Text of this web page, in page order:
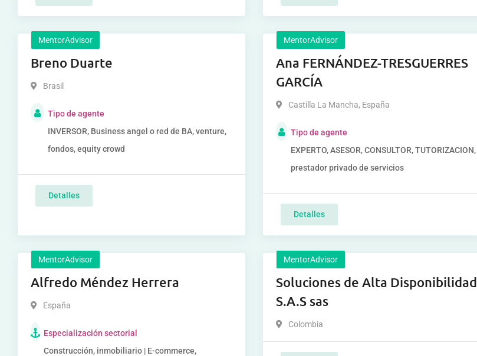
MentorAdvisor
Breno Duarte
Brasil
Tipo de agente
INVERSOR, Business angel o red de BA, venture,
fondos, equity crowd
Detalles
MentorAdvisor
Ana FERNÁNDEZ-TRESGUERRES
GARCÍA
Castilla La Mancha, España
Tipo de agente
EXPERTO, ASESOR, CONSULTOR, TUTORIZACION,
prestador privado de servicios
Detalles
MentorAdvisor
Alfredo Méndez Herrera
España
Especialización sectorial
Construcción, inmobiliario | E-commerce,
MentorAdvisor
Soluciones de Alta Disponibilidad
S.A.S sas
Colombia